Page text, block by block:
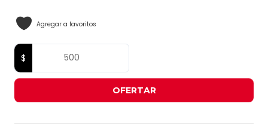
Agregar a favoritos
OFERTAR